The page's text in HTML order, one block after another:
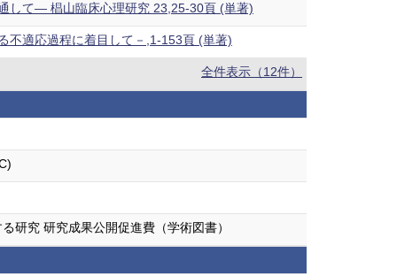
して― 椙山臨床心理研究 23,25-30頁 (単著)
不適応過程に着目して－,1-153頁 (単著)
全件表示（12件）
研究 研究成果公開促進費（学術図書）